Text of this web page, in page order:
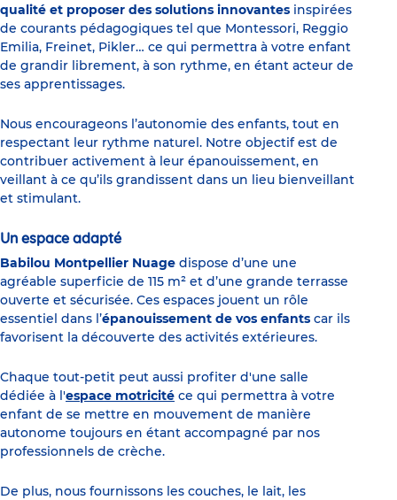
qualité et proposer des solutions innovantes inspirées
de courants pédagogiques tel que Montessori, Reggio
Emilia, Freinet, Pikler… ce qui permettra à votre enfant
de grandir librement, à son rythme, en étant acteur de
ses apprentissages.
Nous encourageons l’autonomie des enfants, tout en
respectant leur rythme naturel. Notre objectif est de
contribuer activement à leur épanouissement, en
veillant à ce qu’ils grandissent dans un lieu bienveillant
et stimulant.
Un espace adapté
Babilou Montpellier Nuage dispose d’une une
agréable superficie de 115 m² et d’une grande terrasse
ouverte et sécurisée. Ces espaces jouent un rôle
essentiel dans l’épanouissement de vos enfants car ils
favorisent la découverte des activités extérieures.
Chaque tout-petit peut aussi profiter d'une salle
dédiée à l'espace motricité ce qui permettra à votre
enfant de se mettre en mouvement de manière
autonome toujours en étant accompagné par nos
professionnels de crèche.
De plus, nous fournissons les couches, le lait, les